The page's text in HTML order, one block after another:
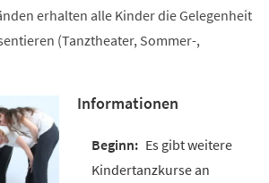
erhalten alle Kinder die Gelegenheit
(Tanztheater, Sommer-,
Informationen
Es gibt weitere
Kindertanzkurse an